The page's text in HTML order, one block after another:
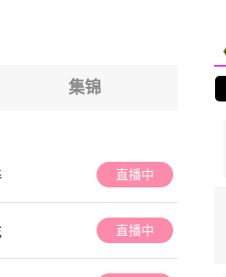
集锦
直播中
直播中